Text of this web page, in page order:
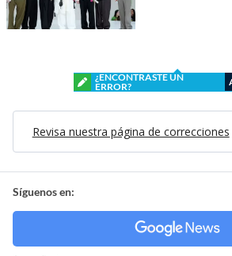
¿ENCONTRASTE UN
ERROR?
Revisa nuestra página de correcciones
Síguenos en: